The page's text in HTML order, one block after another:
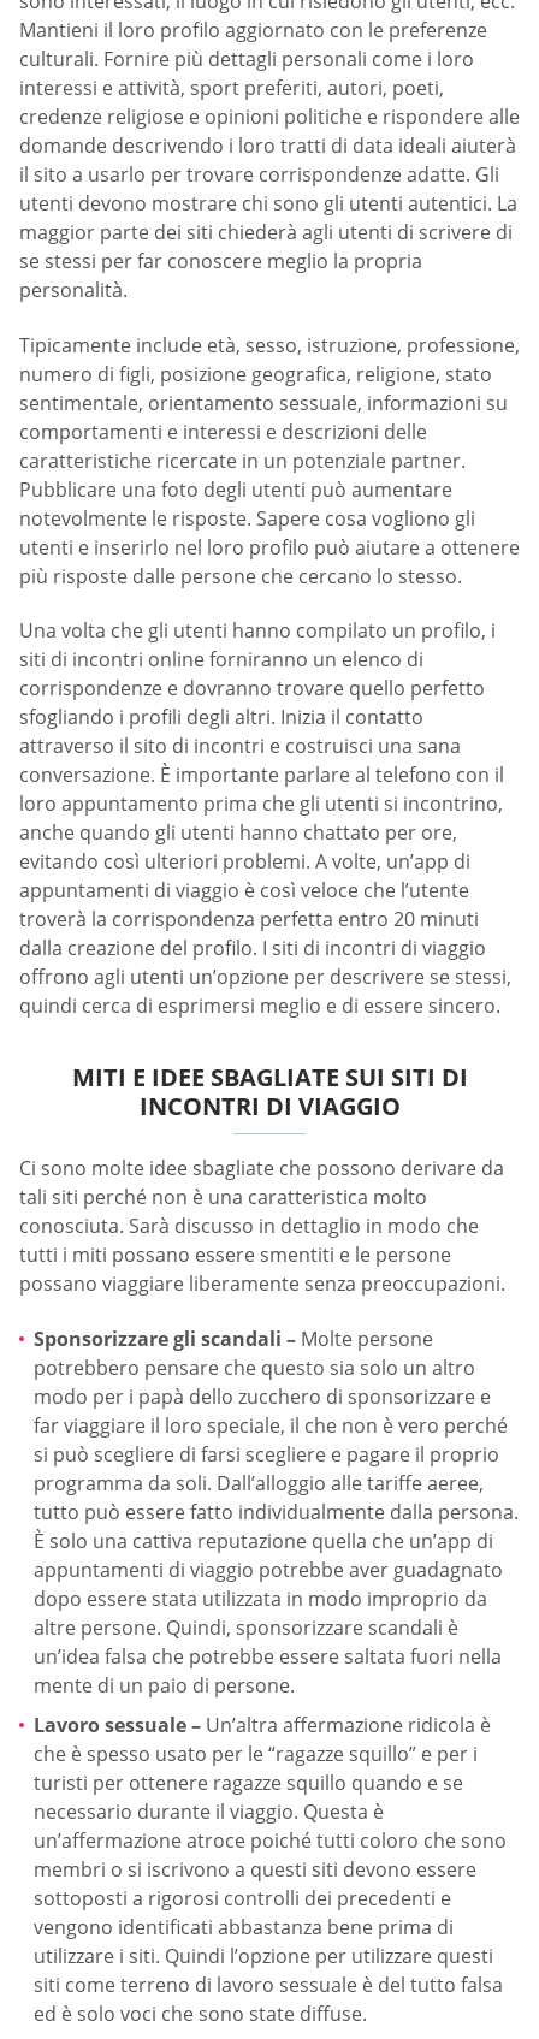
Mantieni il loro profilo aggiornato con le preferenze
culturali. Fornire più dettagli personali come i loro
interessi e attività, sport preferiti, autori, poeti,
credenze religiose e opinioni politiche e rispondere alle
domande descrivendo i loro tratti di data ideali aiuterà
il sito a usarlo per trovare corrispondenze adatte. Gli
utenti devono mostrare chi sono gli utenti autentici. La
maggior parte dei siti chiederà agli utenti di scrivere di
se stessi per far conoscere meglio la propria
personalità.
Tipicamente include età, sesso, istruzione, professione,
numero di figli, posizione geografica, religione, stato
sentimentale, orientamento sessuale, informazioni su
comportamenti e interessi e descrizioni delle
caratteristiche ricercate in un potenziale partner.
Pubblicare una foto degli utenti può aumentare
notevolmente le risposte. Sapere cosa vogliono gli
utenti e inserirlo nel loro profilo può aiutare a ottenere
più risposte dalle persone che cercano lo stesso.
Una volta che gli utenti hanno compilato un profilo, i
siti di incontri online forniranno un elenco di
corrispondenze e dovranno trovare quello perfetto
sfogliando i profili degli altri. Inizia il contatto
attraverso il sito di incontri e costruisci una sana
conversazione. È importante parlare al telefono con il
loro appuntamento prima che gli utenti si incontrino,
anche quando gli utenti hanno chattato per ore,
evitando così ulteriori problemi. A volte, un’app di
appuntamenti di viaggio è così veloce che l’utente
troverà la corrispondenza perfetta entro 20 minuti
dalla creazione del profilo. I siti di incontri di viaggio
offrono agli utenti un’opzione per descrivere se stessi,
quindi cerca di esprimersi meglio e di essere sincero.
MITI E IDEE SBAGLIATE SUI SITI DI
INCONTRI DI VIAGGIO
Ci sono molte idee sbagliate che possono derivare da
tali siti perché non è una caratteristica molto
conosciuta. Sarà discusso in dettaglio in modo che
tutti i miti possano essere smentiti e le persone
possano viaggiare liberamente senza preoccupazioni.
Sponsorizzare gli scandali – Molte persone
potrebbero pensare che questo sia solo un altro
modo per i papà dello zucchero di sponsorizzare e
far viaggiare il loro speciale, il che non è vero perché
si può scegliere di farsi scegliere e pagare il proprio
programma da soli. Dall’alloggio alle tariffe aeree,
tutto può essere fatto individualmente dalla persona.
È solo una cattiva reputazione quella che un’app di
appuntamenti di viaggio potrebbe aver guadagnato
dopo essere stata utilizzata in modo improprio da
altre persone. Quindi, sponsorizzare scandali è
un’idea falsa che potrebbe essere saltata fuori nella
mente di un paio di persone.
Lavoro sessuale – Un’altra affermazione ridicola è
che è spesso usato per le “ragazze squillo” e per i
turisti per ottenere ragazze squillo quando e se
necessario durante il viaggio. Questa è
un’affermazione atroce poiché tutti coloro che sono
membri o si iscrivono a questi siti devono essere
sottoposti a rigorosi controlli dei precedenti e
vengono identificati abbastanza bene prima di
utilizzare i siti. Quindi l’opzione per utilizzare questi
siti come terreno di lavoro sessuale è del tutto falsa
ed è solo voci che sono state diffuse.